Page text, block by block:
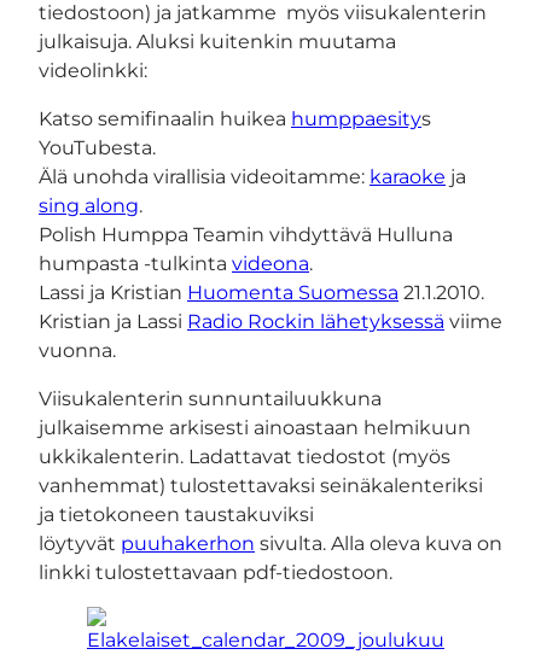
tiedostoon) ja jatkamme myös viisukalenterin
julkaisuja. Aluksi kuitenkin muutama
videolinkki:
Katso semifinaalin huikea humppaesitys
YouTubesta.
Älä unohda virallisia videoitamme: karaoke ja
sing along.
Polish Humppa Teamin vihdyttävä Hulluna
humpasta -tulkinta videona.
Lassi ja Kristian Huomenta Suomessa 21.1.2010.
Kristian ja Lassi Radio Rockin lähetyksessä viime
vuonna.
Viisukalenterin sunnuntailuukkuna
julkaisemme arkisesti ainoastaan helmikuun
ukkikalenterin. Ladattavat tiedostot (myös
vanhemmat) tulostettavaksi seinäkalenteriksi
ja tietokoneen taustakuviksi
löytyvät puuhakerhon sivulta. Alla oleva kuva on
linkki tulostettavaan pdf-tiedostoon.